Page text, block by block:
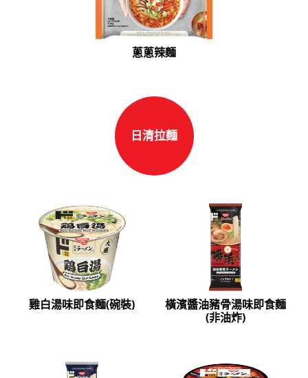
蔥蔥辣麵
日清拉麵
雞白湯味即食麵(碗裝)
橫濱醬油豬骨湯味即食麵
(非油炸)